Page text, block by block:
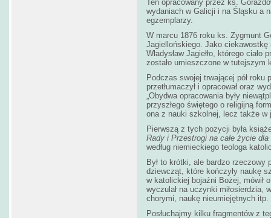
Ten opracowany przez ks.
wydaniach w Galicji i na Śląsku a
egzemplarzy.
W marcu 1876 roku ks. Zygmunt
Jagiellońskiego. Jako ciekawostkę
Władysław Jagiełło, którego
zostało umieszczone w tutejszym
Podczas swojej trwającej pół roku
przetłumaczył i opracował oraz
„Obydwa opracowania były
przyszłego świętego o religijną
ona z nauki szkolnej, lecz także w
Pierwszą z tych pozycji była
Rady i Przestrogi na całe życie
według niemieckiego teologa
Był to krótki, ale bardzo rzeczowy
dziewcząt, które kończyły naukę
w katolickiej bojaźni Bożej, mówił
wyczulał na uczynki miłosierdzia,
chorymi, naukę nieumiejętnych itp.
Posłuchajmy kilku fragmentów z